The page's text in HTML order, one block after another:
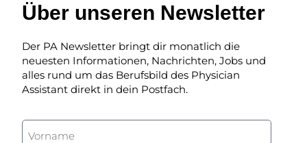
Über unseren Newsletter
Der PA Newsletter bringt dir monatlich die
neuesten Informationen, Nachrichten, Jobs und
alles rund um das Berufsbild des Physician
Assistant direkt in dein Postfach.